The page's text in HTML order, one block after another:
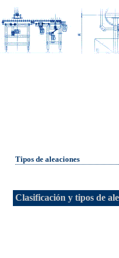
Tipos de aleaciones
Clasificación y tipos de